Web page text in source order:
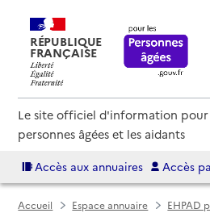
RÉPUBLIQUE
FRANÇAISE
Le site officiel d'information pour
personnes âgées et les aidants
Accès aux annuaires Accès
Accueil Espace annuaire
EHPAD